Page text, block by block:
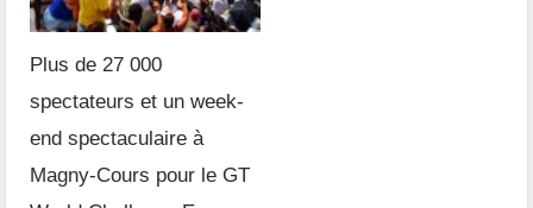
Plus de 27 000
spectateurs et un week-
end spectaculaire à
Magny-Cours pour le GT